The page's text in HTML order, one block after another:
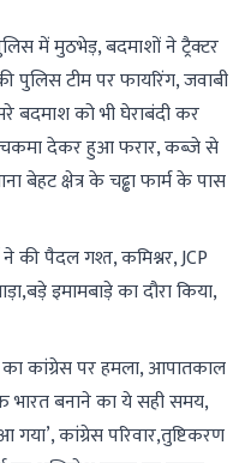
में मुठभेड़, बदमाशों ने ट्रैक्टर
पुलिस टीम पर फायरिंग, जवाबी
बदमाश को भी घेराबंदी कर
चकमा देकर हुआ फरार, कब्जे से
बेहट क्षेत्र के चढ्ढा फार्म के पास
पैदल गश्त, कमिश्नर, JCP
इमामबाड़े का दौरा किया,
का कांग्रेस पर हमला, आपातकाल
बनाने का ये सही समय,
कांग्रेस परिवार,तुष्टिकरण